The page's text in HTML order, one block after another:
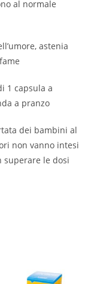
al normale
astenia
1 capsula a
a pranzo
dei bambini al
non vanno intesi
superare le dosi